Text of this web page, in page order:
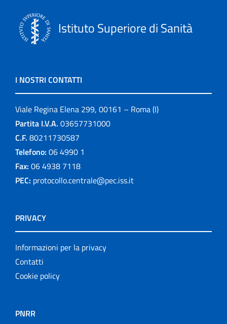
Istituto Superiore di Sanità
I NOSTRI CONTATTI
Viale Regina Elena 299, 00161 – Roma (I)
Partita I.V.A. 03657731000
C.F. 80211730587
Telefono: 06 4990 1
Fax: 06 4938 7118
PEC: protocollo.centrale@pec.iss.it
PRIVACY
Informazioni per la privacy
Contatti
Cookie policy
PNRR